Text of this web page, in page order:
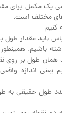
یک مکمل برای
مختلف است.
کنیم
باید مقدار طول
باشیم.
طول بر روی
یعنی اندازه
طول حقیقی به